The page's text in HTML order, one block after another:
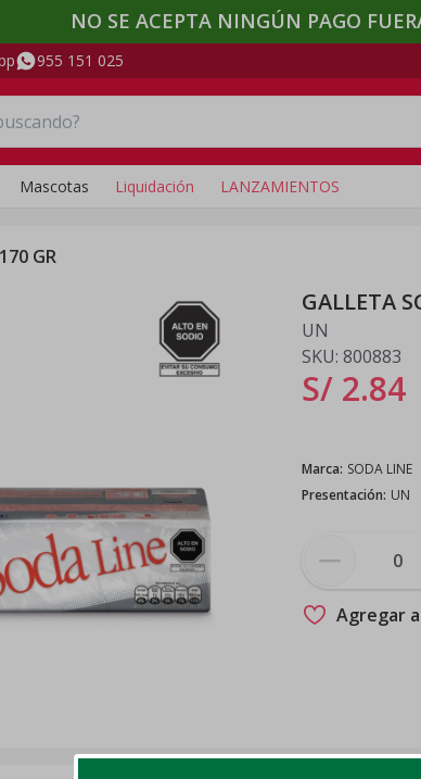
NO SE ACEPTA NINGÚN PAGO
955 151 025
Mascotas Liquidación LANZAMIENTOS
GR
GALLETA
UN
SKU: 800883
S/ 2.84
Marca: SODA LINE
Presentación: UN
Agregar